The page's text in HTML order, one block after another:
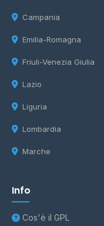
Campania
Emilia-Romagna
Friuli-Venezia Giulia
Lazio
Liguria
Lombardia
Marche
Info
Cos'è il GPL